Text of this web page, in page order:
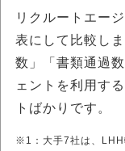
リクルートエー
表にして比較し
数」「書類通過
ェントを利用す
トばかりです。
※1：大手7社は、LHH